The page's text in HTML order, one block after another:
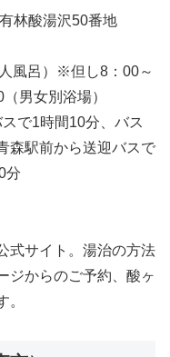
林酸湯沢50番地
風呂）※但し8：00～
男女別浴場）
で1時間10分、バス
森駅前から送迎バスで
分
式サイト。湯治の方法
ジからのご予約、酸ヶ
。